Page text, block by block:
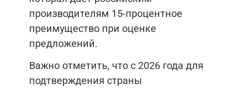
производителям 15-процентное
преимущество при оценке
предложений.
Важно отметить, что с 2026 года для
подтверждения страны